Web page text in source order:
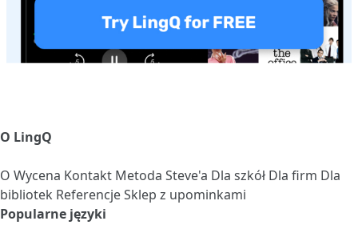
O LingQ
O Wycena Kontakt Metoda Steve'a Dla szkół Dla firm Dla
bibliotek ReferencjeSklep z upominkami
Popularne języki